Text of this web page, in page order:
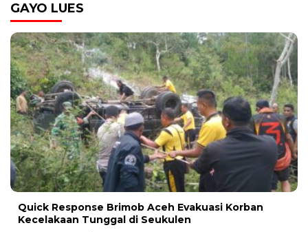
GAYO LUES
Quick Response Brimob Aceh Evakuasi Korban
Kecelakaan Tunggal di Seukulen